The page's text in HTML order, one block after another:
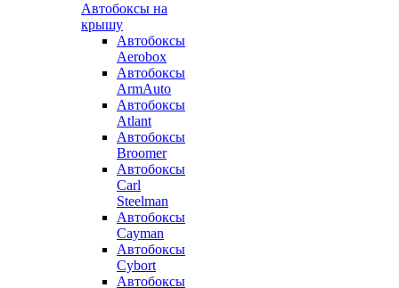
Автобоксы на
крышу
Автобоксы
Aerobox
Автобоксы
ArmAuto
Автобоксы
Atlant
Автобоксы
Broomer
Автобоксы
Carl
Steelman
Автобоксы
Cayman
Автобоксы
Cybort
Автобоксы